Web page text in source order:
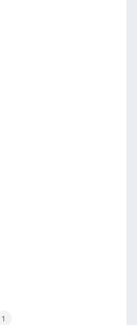
1